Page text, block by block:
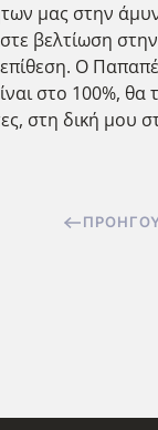
μας στην
βελτίωση
Ο
στο 100%,
στη δική